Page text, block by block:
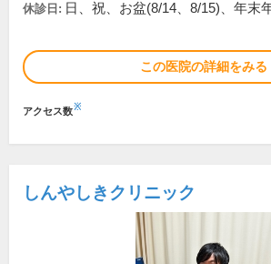
休診日: 日、祝、お盆(8/14、8/15)、年末
この医院の詳細をみる
アクセス数※
しんやしきクリニック